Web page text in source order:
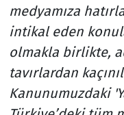
medyamıza
intikal eden
olmakla birlikte,
tavırlardan
Kanunumuzdaki